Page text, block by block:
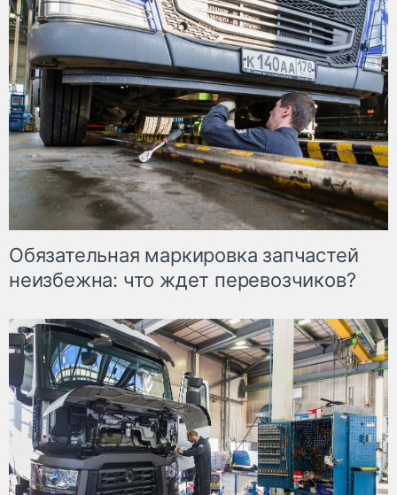
Обязательная маркировка запчастей
неизбежна: что ждет перевозчиков?